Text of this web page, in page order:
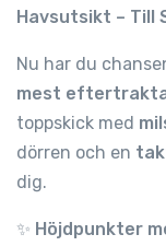
Havsutsikt – Till
Nu har du
mest
toppskick med
dörren och en
dig.
✨ Höjdpunkter